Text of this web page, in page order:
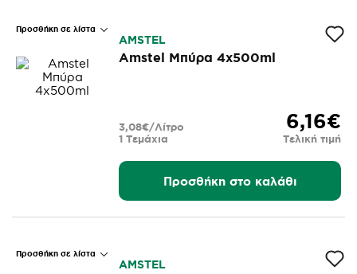
Προσθήκη σε λίστα
AMSTEL
Amstel Μπύρα 4x500ml
6,16€
Τελική τιμή
1 Τεμάχια
3,08€/Λίτρο
Προσθήκη στο καλάθι
Προσθήκη σε λίστα
AMSTEL